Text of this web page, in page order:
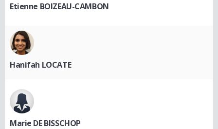
Etienne BOIZEAU-CAMBON
Hanifah LOCATE
Marie DE BISSCHOP